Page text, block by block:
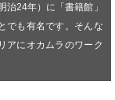
24年）に「書籍館」
でも有名です。そんな
アにオカムラのワーク